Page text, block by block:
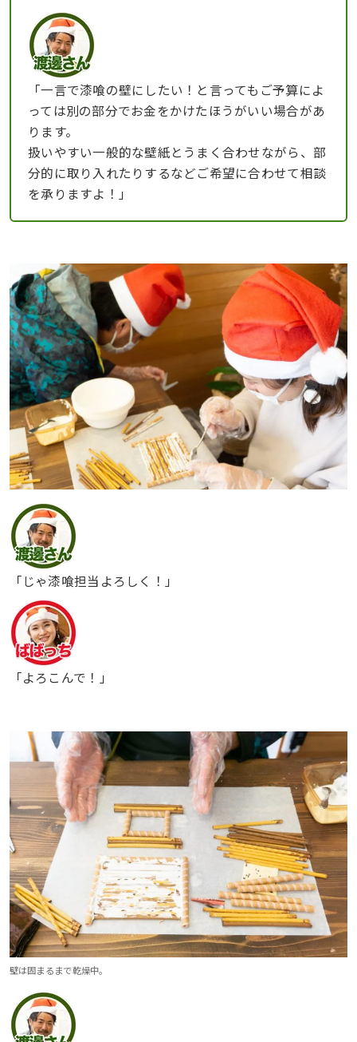
「一言で漆喰の壁にしたい！と言ってもご予算によ
っては別の部分でお金をかけたほうがいい場合があ
ります。
扱いやすい一般的な壁紙とうまく合わせながら、部
分的に取り入れたりするなどご希望に合わせて相談
を承りますよ！」
「じゃ漆喰担当よろしく！」
「よろこんで！」
壁は固まるまで乾燥中。